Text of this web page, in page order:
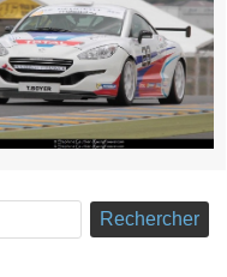
Rechercher